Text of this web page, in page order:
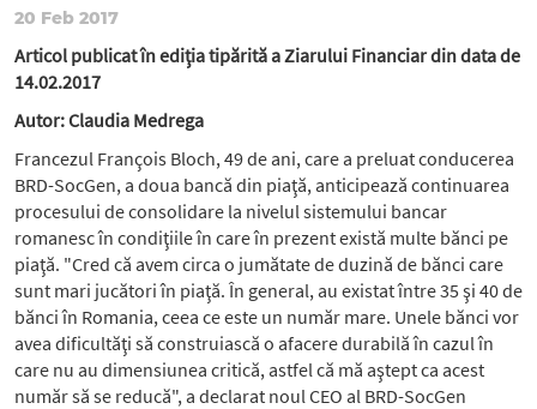
20 Feb 2017
Articol publicat în ediţia tipărită a Ziarului Financiar din data de
14.02.2017
Autor: Claudia Medrega
Francezul François Bloch, 49 de ani, care a preluat con­ducerea
BRD-SocGen, a doua bancă din piaţă, an­ti­cipează continuarea
pro­cesu­lui de consolidare la nivelul siste­mu­lui bancar
romanesc în condiţiile în care în prezent există multe bănci pe
piaţă. "Cred că avem circa o jumătate de duzină de bănci care
sunt mari ju­că­tori în piaţă. În general, au existat între 35 şi 40 de
bănci în Romania, ceea ce este un număr mare. Unele bănci vor
avea dificultăţi să con­stru­ias­că o afacere durabilă în cazul în
care nu au dimensiunea critică, astfel că mă aştept ca acest
număr să se reducă", a declarat noul CEO al BRD-SocGen